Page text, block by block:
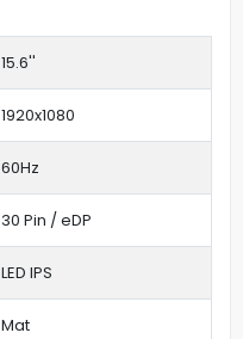
15.6''
1920x1080
60Hz
30 Pin / eDP
LED IPS
Mat